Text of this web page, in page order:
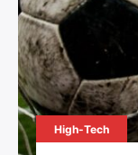
High-Tech